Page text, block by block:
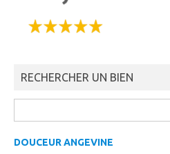
RECHERCHER UN BIEN
DOUCEUR ANGEVINE